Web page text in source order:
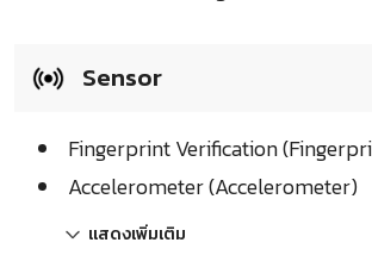
Sensor
Fingerprint Verification
Accelerometer (Accelerometer)
แสดงเพิ่มเติม